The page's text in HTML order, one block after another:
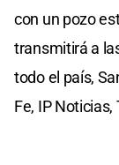
con un pozo
transmitirá a
todo el país,
Fe, IP